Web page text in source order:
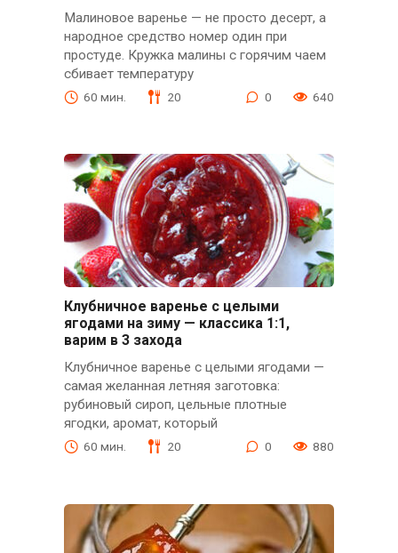
Малиновое варенье — не просто десерт, а
народное средство номер один при
простуде. Кружка малины с горячим чаем
сбивает температуру
60 мин. 20 0 640
Клубничное варенье с целыми
ягодами на зиму — классика 1:1,
варим в 3 захода
Клубничное варенье с целыми ягодами —
самая желанная летняя заготовка:
рубиновый сироп, цельные плотные
ягодки, аромат, который
60 мин. 20 0 880